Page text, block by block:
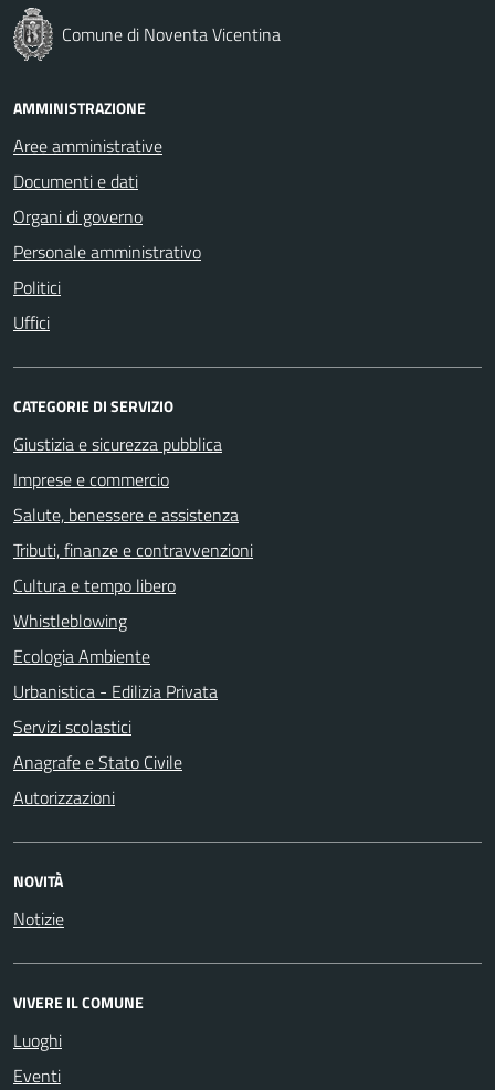
Comune di Noventa Vicentina
AMMINISTRAZIONE
Aree amministrative
Documenti e dati
Organi di governo
Personale amministrativo
Politici
Uffici
CATEGORIE DI SERVIZIO
Giustizia e sicurezza pubblica
Imprese e commercio
Salute, benessere e assistenza
Tributi, finanze e contravvenzioni
Cultura e tempo libero
Whistleblowing
Ecologia Ambiente
Urbanistica - Edilizia Privata
Servizi scolastici
Anagrafe e Stato Civile
Autorizzazioni
NOVITÀ
Notizie
VIVERE IL COMUNE
Luoghi
Eventi